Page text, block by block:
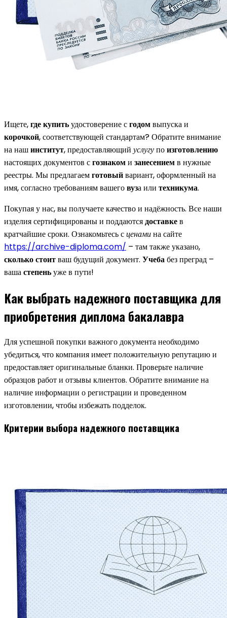
Ищете,где купитьудостоверение сгодомвыпуска и
корочкой, соответствующей стандартам? Обратите внимание
на нашинститут, предоставляющий услугупоизготовлению
настоящих документов сгознакоми занесениемв нужные
реестры. Мы предлагаемготовыйвариант, оформленный на
имя, согласно требованиям вашеговуза или техникума.
Покупая у нас, вы получаете качество и надёжность. Все наши
изделия сертифицированы и поддаютсядоставкев
кратчайшие сроки. Ознакомьтесь сценамина сайте
https://archive-diploma.com/ – там также указано,
сколько стоитваш будущий документ. Учебабез преград –
вашастепеньуже в пути!
Как выбрать надежного поставщика для
приобретения диплома бакалавра
Для успешной покупки важного документа необходимо
убедиться, что компания имеет положительную репутацию и
предоставляет оригинальные бланки. Проверьте наличие
образцов работ и отзывы клиентов. Обратите внимание на
наличие информации о регистрации и проведенном
изготовлении, чтобы избежать подделок.
Критерии выбора надежного поставщика